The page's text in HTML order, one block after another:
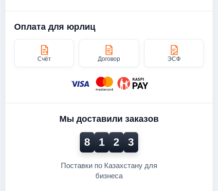
Оплата для юрлиц
Счёт Договор ЭСФ
Мы доставили заказов
8 1 2 3
Поставки по Казахстану для
бизнеса